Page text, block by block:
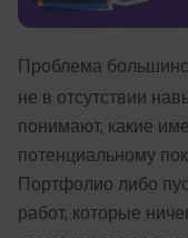
Проблема
не в отсутствии
понимают, какие
потенциальному
Портфолио либо
работ, которые